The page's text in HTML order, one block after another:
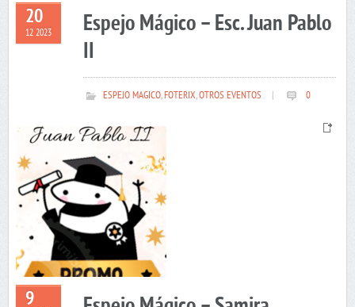
20
12 2023
Espejo Mágico – Esc. Juan Pablo
II
ESPEJO MAGICO,FOTERIX,OTROS EVENTOS 0
9